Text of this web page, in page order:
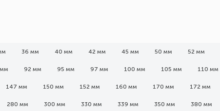
36 мм 40 мм 42 мм 45 мм 50 мм 52 мм
92 мм 95 мм 97 мм 100 мм 105 мм 110 мм
147 мм 150 мм 152 мм 160 мм 170 мм 172 мм
280 мм 300 мм 330 мм 339 мм 350 мм 380 мм